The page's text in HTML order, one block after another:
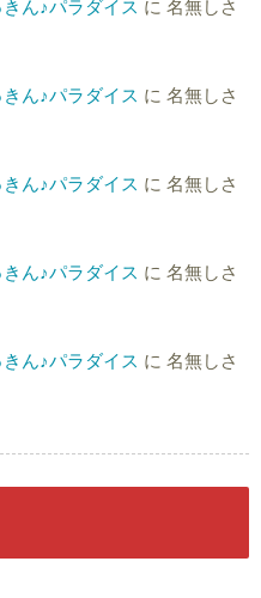
ん♪パラダイス に 名無しさ
ん♪パラダイス に 名無しさ
ん♪パラダイス に 名無しさ
ん♪パラダイス に 名無しさ
ん♪パラダイス に 名無しさ